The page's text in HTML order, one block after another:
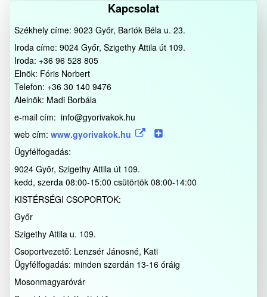
Kapcsolat
Székhely címe: 9023 Győr, Bartók Béla u. 23.
Iroda címe: 9024 Győr, Szigethy Attila út 109.
Iroda: +36 96 528 805
Elnök: Fóris Norbert
Telefon: +36 30 140 9476
Alelnök: Madi Borbála
e-mail cím: info@gyorivakok.hu
web cím: www.gyorivakok.hu
Ügyfélfogadás:
9024 Győr, Szigethy Attila út 109.
kedd, szerda 08:00-15:00 csütörtök 08:00-14:00
KISTÉRSÉGI CSOPORTOK:
Győr
Szigethy Attila u. 109.
Csoportvezető: Lenzsér Jánosné, Kati
Ügyfélfogadás: minden szerdán 13-16 óráig
Mosonmagyaróvár